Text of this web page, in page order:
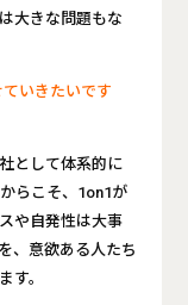
大きな問題もな
いきたいです
として体系的に
らこそ、1on1が
や自発性は大事
、意欲ある人たち
す。